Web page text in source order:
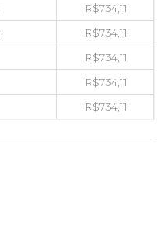
R$734,11
R$734,11
R$734,11
R$734,11
R$734,11